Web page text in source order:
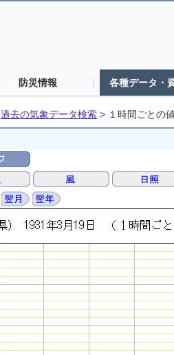
防災情報 各種データ・
過去の気象データ検索 > １時間ごとの